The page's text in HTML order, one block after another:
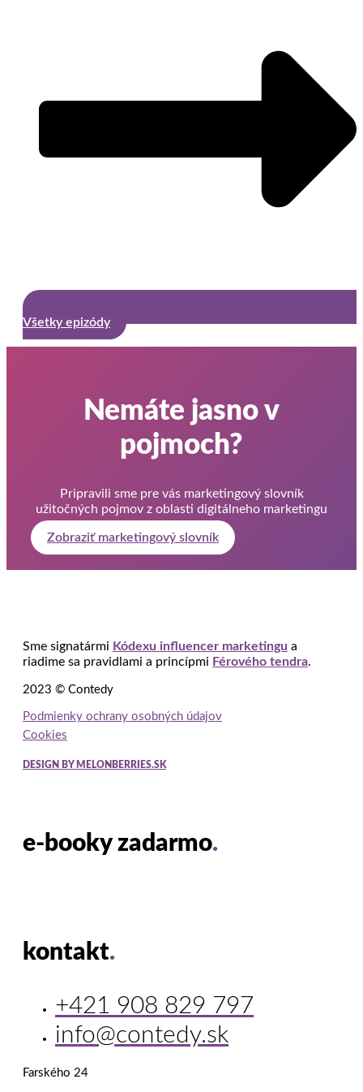
Všetky epizódy
Nemáte jasno v
pojmoch?
Pripravili sme pre vás marketingový slovník
užitočných pojmov z oblasti digitálneho marketingu
Zobraziť marketingový slovník
Sme signatármi Kódexu influencer marketingu a
riadime sa pravidlami a princípmi Férového tendra.
2023 © Contedy
Podmienky ochrany osobných údajov
Cookies
DESIGN BY MELONBERRIES.SK
e-booky zadarmo.
kontakt.
+421 908 829 797
info@contedy.sk
Farského 24